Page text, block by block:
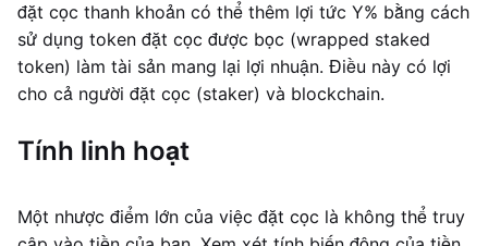
đặt cọc thanh khoản có thể thêm lợi tức Y% bằng cách
sử dụng token đặt cọc được bọc (wrapped staked
token) làm tài sản mang lại lợi nhuận. Điều này có lợi
cho cả người đặt cọc (staker) và blockchain.
Tính linh hoạt
Một nhược điểm lớn của việc đặt cọc là không thể truy